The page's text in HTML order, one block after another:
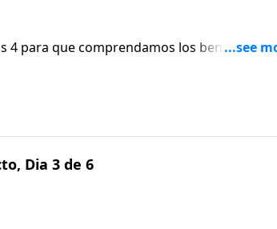
4 para que comprendamos los beneficios
Dia 3 de 6